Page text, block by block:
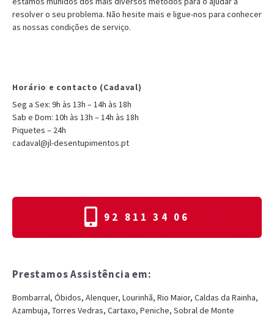
resolver o seu problema. Não hesite mais e ligue-nos para conhecer
as nossas condições de serviço.
Horário e contacto (Cadaval)
Seg a Sex: 9h às 13h – 14h às 18h
Sab e Dom: 10h às 13h – 14h às 18h
Piquetes – 24h
cadaval@jl-desentupimentos.pt
92 811 34 06
Prestamos Assistência em:
Bombarral, Óbidos, Alenquer, Lourinhã, Rio Maior, Caldas da Rainha,
Azambuja, Torres Vedras, Cartaxo, Peniche, Sobral de Monte